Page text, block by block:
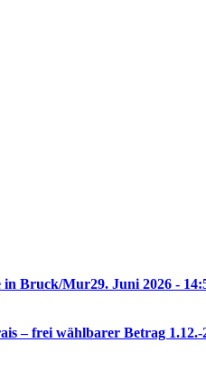
in Bruck/Mur29. Juni 2026 -
– frei wählbarer Betrag 1.12.-